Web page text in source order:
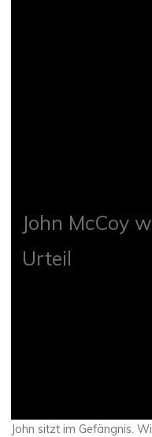
John McCoy
Urteil
John sitzt im Gefängnis.